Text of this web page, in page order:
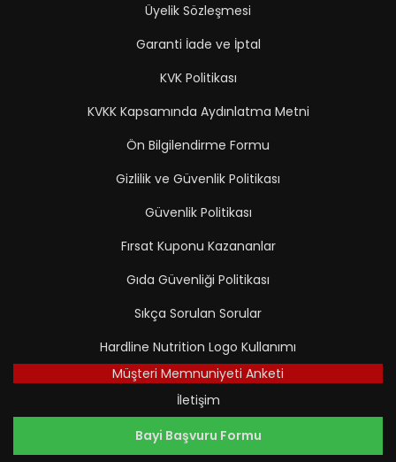
Üyelik Sözleşmesi
Garanti İade ve İptal
KVK Politikası
KVKK Kapsamında Aydınlatma Metni
Ön Bilgilendirme Formu
Gizlilik ve Güvenlik Politikası
Güvenlik Politikası
Fırsat Kuponu Kazananlar
Gıda Güvenliği Politikası
Sıkça Sorulan Sorular
Hardline Nutrition Logo Kullanımı
Müşteri Memnuniyeti Anketi
İletişim
Bayi Başvuru Formu